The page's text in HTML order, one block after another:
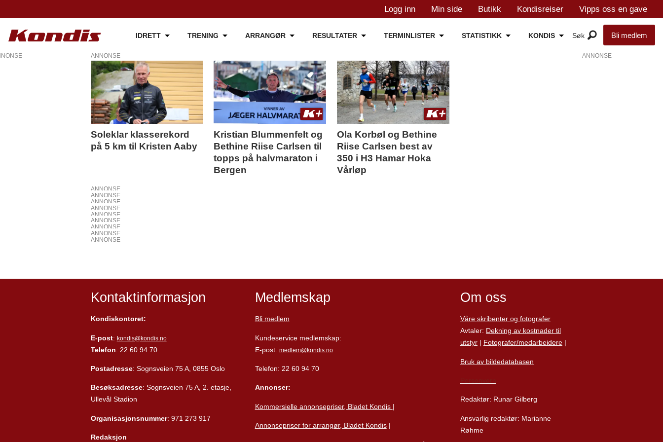
Logg inn Min side Butikk Kondisreiser Vipps oss en gave
IDRETT TRENING ARRANGØR RESULTATER TERMINLISTER STATISTIKK KONDIS Bli medlem
ANNONSE
Soleklar klasserekord
på 5 km til Kristen Aaby
Kristian Blummenfelt og
Bethine Riise Carlsen til
topps på halvmaraton i
Bergen
Ola Korbøl og Bethine
Riise Carlsen best av
350 i H3 Hamar Hoka
Vårløp
ANNONSE
ANNONSE
ANNONSE
ANNONSE
ANNONSE
ANNONSE
ANNONSE
ANNONSE
ANNONSE
ANNONSE
Kontaktinformasjon
Kondiskontoret:
E-post: kondis@kondis.no
Telefon: 22 60 94 70
Postadresse: Sognsveien 75 A, 0855 Oslo
Besøksadresse: Sognsveien 75 A, 2. etasje,
Ullevål Stadion
Organisasjonsnummer: 971 273 917
Redaksjon
Medlemskap
Bli medlem
Kundeservice medlemskap:
E-post: medlem@kondis.no
Telefon: 22 60 94 70
Annonser:
Kommersielle annonsepriser, Bladet Kondis |
Annonsepriser for arrangør, Bladet Kondis|
Om oss
Våre skribenter og fotografer
Avtaler: Dekning av kostnader til
utstyr| Fotografer/medarbeidere|
Bruk av bildedatabasen
Redaktør: Runar Gilberg
Ansvarlig redaktør: Marianne
Røhme